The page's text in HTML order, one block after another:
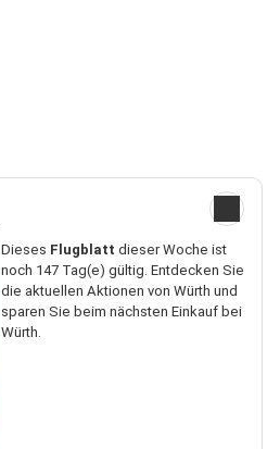
Dieses Flugblatt dieser Woche ist
noch 147 Tag(e) gültig. Entdecken Sie
die aktuellen Aktionen von Würth und
sparen Sie beim nächsten Einkauf bei
Würth.